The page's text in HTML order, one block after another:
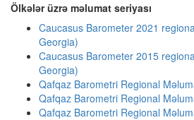
Ölkələr üzrə məlumat seriyası
Caucasus Barometer 2021
Georgia)
Caucasus Barometer 2015
Georgia)
Qafqaz Barometri Regional
Qafqaz Barometri Regional
Qafqaz Barometri Regional